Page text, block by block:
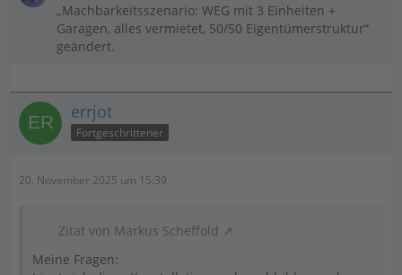
„Machbarkeitsszenario: WEG mit 3 Einheiten +
Garagen, alles vermietet, 50/50 Eigentümerstruktur“
geändert.
errjot
Fortgeschrittener
20. November 2025 um 15:39
Zitat von Markus Scheffold
Meine Fragen: